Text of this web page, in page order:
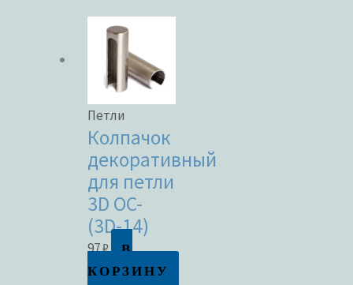
Петли
Колпачок
декоративный
для петли
3D OC-
(3D-14)
97₽
В
КОРЗИНУ